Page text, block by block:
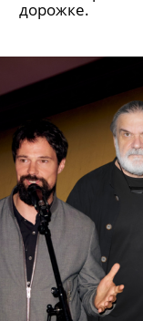
дорожке.